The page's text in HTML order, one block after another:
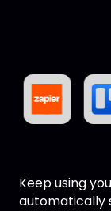
Keep using
automatically